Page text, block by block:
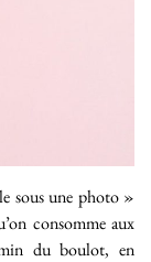
sous une photo »
consomme aux
du boulot, en